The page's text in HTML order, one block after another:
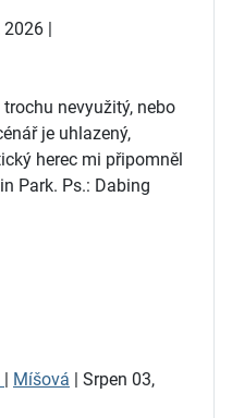
2026 |
nevyužitý, nebo
je uhlazený,
herec mi připomněl
Park. Ps.: Dabing
| Míšová | Srpen 03,